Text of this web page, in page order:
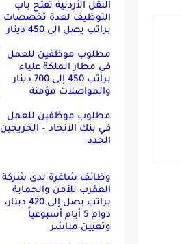
النقل الأردنية تفتح باب
التوظيف لعدة تخصصات
براتب يصل الى 450 دينار
مطلوب موظفين للعمل
في مطار الملكة علياء
براتب 450 إلى 700 دينار
والمواصلات مؤمنة
مطلوب موظفين للعمل
في بنك الاتحاد – الخريجين
الجدد
وظائف شاغرة لدى شركة
العقرب للأمن والحماية
براتب يصل إلى 420 دينار،
دوام 5 أيام أسبوعياً
وتعيين مباشر